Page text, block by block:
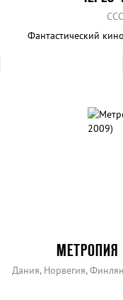
Фантастический
Дания, Норвегия,